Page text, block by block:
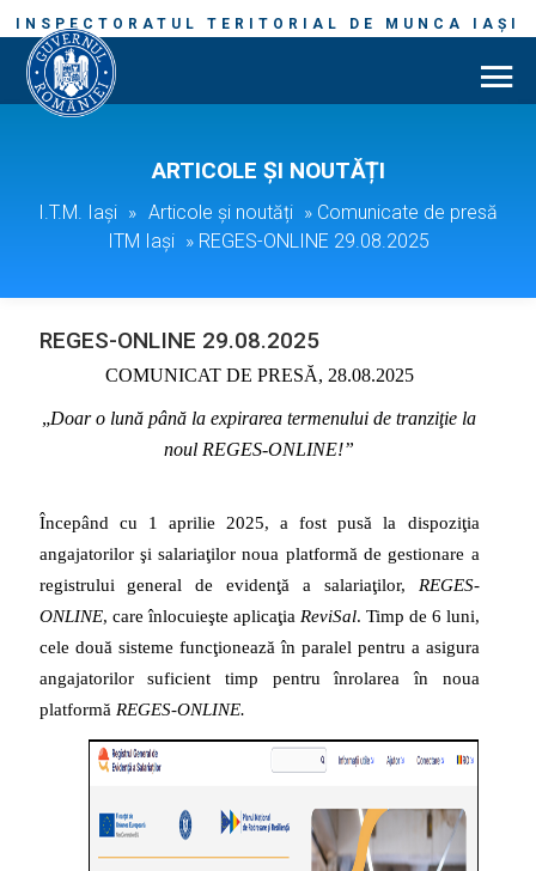
INSPECTORATUL TERITORIAL DE MUNCA IAȘI
ARTICOLE ȘI NOUTĂȚI
I.T.M. Iași » Articole și noutăți » Comunicate de presă
ITM Iași »REGES-ONLINE 29.08.2025
REGES-ONLINE 29.08.2025
COMUNICAT DE PRESĂ, 28.08.2025
„Doar o lună până la expirarea termenului de tranziţie la
noul REGES-ONLINE!”
Începând cu 1 aprilie 2025, a fost pusă la dispoziţia
angajatorilor şi salariaţilor noua platformă de gestionare a
registrului general de evidenţă a salariaţilor, REGES-
ONLINE, care înlocuieşte aplicaţia ReviSal. Timp de 6 luni,
cele două sisteme funcţionează în paralel pentru a asigura
angajatorilor suficient timp pentru înrolarea în noua
platformă REGES-ONLINE.